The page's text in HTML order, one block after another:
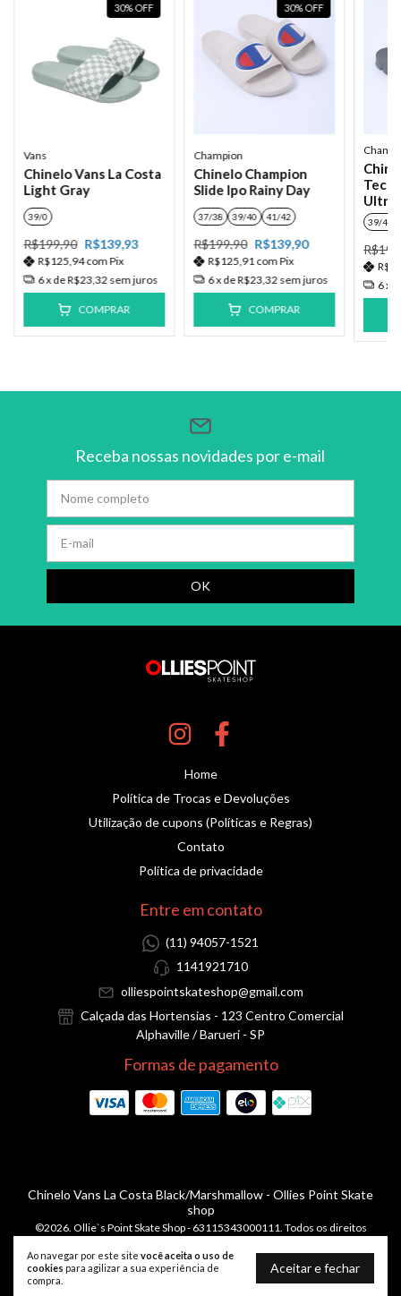
Ao navegar por este site você aceita o uso de
cookies para agilizar a sua experiência de
compra.
Aceitar e fechar
30%OFF
Vans
Chinelo Vans La Costa
Light Gray
39/0
R$199,90 R$139,93
R$125,94com Pix
6x deR$23,32 sem juros
COMPRAR
30%OFF
Champion
Chinelo Champion
Slide Ipo Rainy Day
37/38 39/40 41/42
R$199,90 R$139,90
R$125,91 com Pix
6x deR$23,32 sem juros
COMPRAR
Tech
39/40
6x
Receba nossas novidades por e-mail
Home
Política de Trocas e Devoluções
Utilização de cupons (Políticas e Regras)
Contato
Política de privacidade
Entre em contato
(11) 94057-1521
1141921710
olliespointskateshop@gmail.com
Calçada das Hortensias - 123 Centro Comercial
Alphaville / Barueri - SP
Formas de pagamento
Chinelo Vans La Costa Black/Marshmallow - Ollies Point Skate
shop
©2026. Ollie`s Point Skate Shop - 63115343000111. Todos os direitos